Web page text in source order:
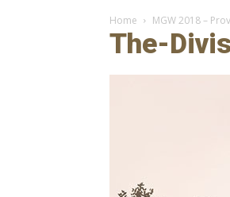
Home MGW 2018 –
The-